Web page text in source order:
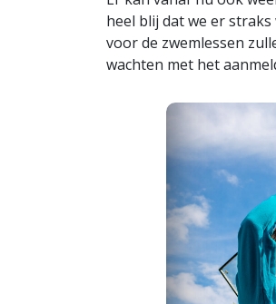
heel blij dat we er
voor de zwemlessen
wachten met het